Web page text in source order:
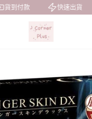
貨到付款 快速出貨